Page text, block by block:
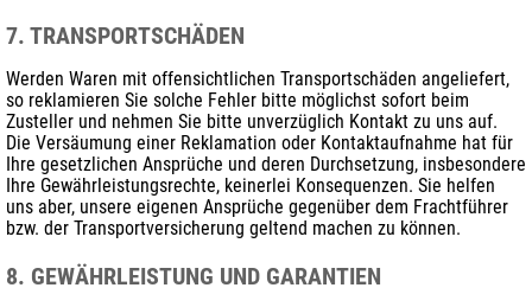
7. TRANSPORTSCHÄDEN
Werden Waren mit offensichtlichen Transportschäden angeliefert,
so reklamieren Sie solche Fehler bitte möglichst sofort beim
Zusteller und nehmen Sie bitte unverzüglich Kontakt zu uns auf.
Die Versäumung einer Reklamation oder Kontaktaufnahme hat für
Ihre gesetzlichen Ansprüche und deren Durchsetzung, insbesondere
Ihre Gewährleistungsrechte, keinerlei Konsequenzen. Sie helfen
uns aber, unsere eigenen Ansprüche gegenüber dem Frachtführer
bzw. der Transportversicherung geltend machen zu können.
8. GEWÄHRLEISTUNG UND GARANTIEN